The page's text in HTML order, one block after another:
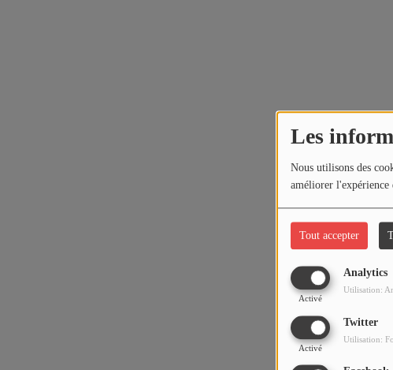
Les
Nous utilisons des
améliorer l'expérience
Tout accepter
Analytics
Activé
Utilisation:
Twitter
Activé
Utilisation: